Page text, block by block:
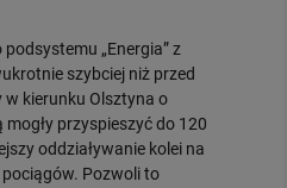
„Energia” z
szybciej niż przed
kierunku Olsztyna o
przyspieszyć do 120
oddziaływanie kolei na
Pozwoli to